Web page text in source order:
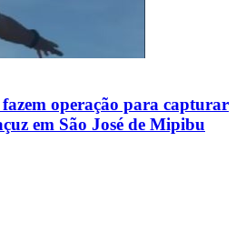
operação para capturar
em São José de Mipibu